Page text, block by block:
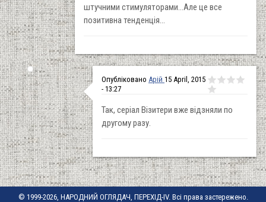
штучними стимуляторами...Але це все
позитивна тенденція...
Опубліковано Арій 15 April, 2015
- 13:27
Так, серіал Візитери вже відзняли по
другому разу.
© 1999-2026, НАРОДНИЙ ОГЛЯДАЧ, ПЕРЕХІД-IV. Всі права застережено.